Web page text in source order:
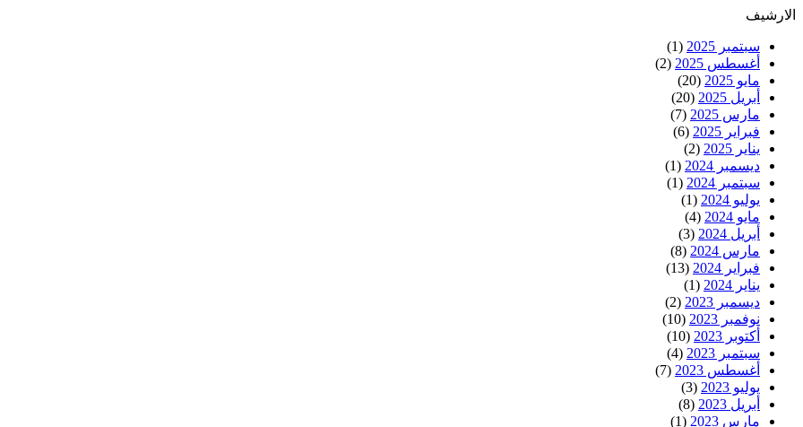
الارشيف
سبتمبر 2025
(1)
أغسطس 2025
(2)
مايو 2025
(20)
أبريل 2025
(20)
مارس 2025
(7)
فبراير 2025
(6)
يناير 2025
(2)
ديسمبر 2024
(1)
سبتمبر 2024
(1)
يوليو 2024
(1)
مايو 2024
(4)
أبريل 2024
(3)
مارس 2024
(8)
فبراير 2024
(13)
يناير 2024
(1)
ديسمبر 2023
(2)
نوفمبر 2023
(10)
أكتوبر 2023
(10)
سبتمبر 2023
(4)
أغسطس 2023
(7)
يوليو 2023
(3)
أبريل 2023
(8)
مارس 2023
(1)